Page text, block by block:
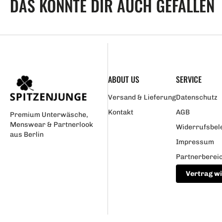
DAS KÖNNTE DIR AUCH GEFALLEN
Premium Unterwäsche,
Menswear & Partnerlook
aus Berlin
ABOUT US
Versand & Lieferung
Kontakt
SERVICE
Datenschutz
AGB
Impressum
Vertrag